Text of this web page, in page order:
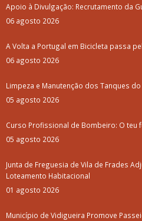
Apoio à Divulgação: Recrutamento da
06 agosto 2026
A Volta a Portugal em Bicicleta passa
06 agosto 2026
Limpeza e Manutenção dos Tanques
05 agosto 2026
Curso Profissional de Bombeiro: O teu
05 agosto 2026
Junta de Freguesia de Vila de Frades
Loteamento Habitacional
01 agosto 2026
Município de Vidigueira Promove